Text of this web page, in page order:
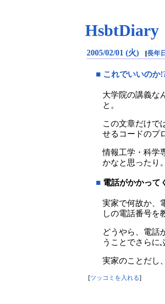
HsbtDiary
2005/02/01 (火) [長年
■ これでいいのか
大学院の講義な
と。
この文章だけで
せるコードのプ
情報工学・科学
かなと思ったり。
■ 電話がかかって
実家で何故か、
しの電話番号を
どうやら、電話
うことでさらに
実家のことだし
ツッコミを入れる